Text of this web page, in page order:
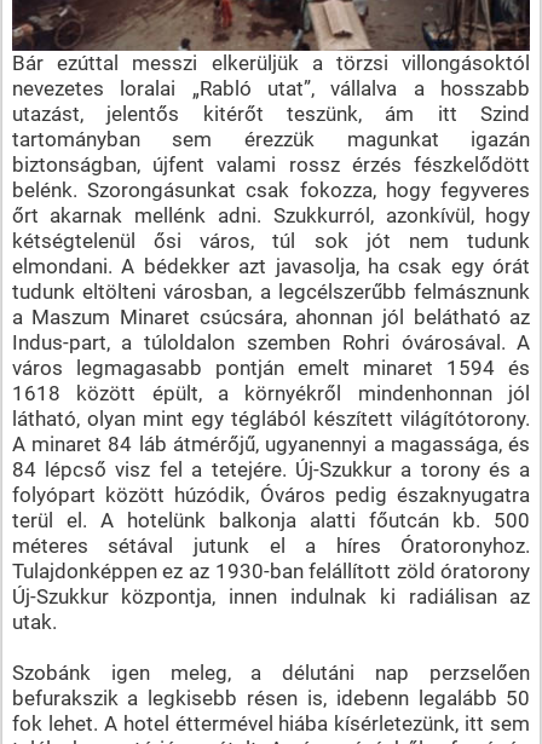
Bár ezúttal messzi elkerüljük a törzsi villongásoktól
nevezetes loralai „Rabló utat”, vállalva a hosszabb
utazást, jelentős kitérőt teszünk, ám itt Szind
tartományban sem érezzük magunkat igazán
biztonságban, újfent valami rossz érzés fészkelődött
belénk. Szorongásunkat csak fokozza, hogy fegyveres
őrt akarnak mellénk adni. Szukkurról, azonkívül, hogy
kétségtelenül ősi város, túl sok jót nem tudunk
elmondani. A bédekker azt javasolja, ha csak egy órát
tudunk eltölteni városban, a legcélszerűbb felmásznunk
a Maszum Minaret csúcsára, ahonnan jól belátható az
Indus-part, a túloldalon szemben Rohri óvárosával. A
város legmagasabb pontján emelt minaret 1594 és
1618 között épült, a környékről mindenhonnan jól
látható, olyan mint egy téglából készített világítótorony.
A minaret 84 láb átmérőjű, ugyanennyi a magassága, és
84 lépcső visz fel a tetejére. Új-Szukkur a torony és a
folyópart között húzódik, Óváros pedig északnyugatra
terül el. A hotelünk balkonja alatti főutcán kb. 500
méteres sétával jutunk el a híres Óratoronyhoz.
Tulajdonképpen ez az 1930-ban felállított zöld óratorony
Új-Szukkur központja, innen indulnak ki radiálisan az
utak.
Szobánk igen meleg, a délutáni nap perzselően
befurakszik a legkisebb résen is, idebenn legalább 50
fok lehet. A hotel éttermével hiába kísérletezünk, itt sem